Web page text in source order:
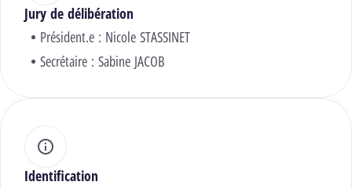
Jury de délibération
Président.e : Nicole STASSINET
Secrétaire : Sabine JACOB
Identification